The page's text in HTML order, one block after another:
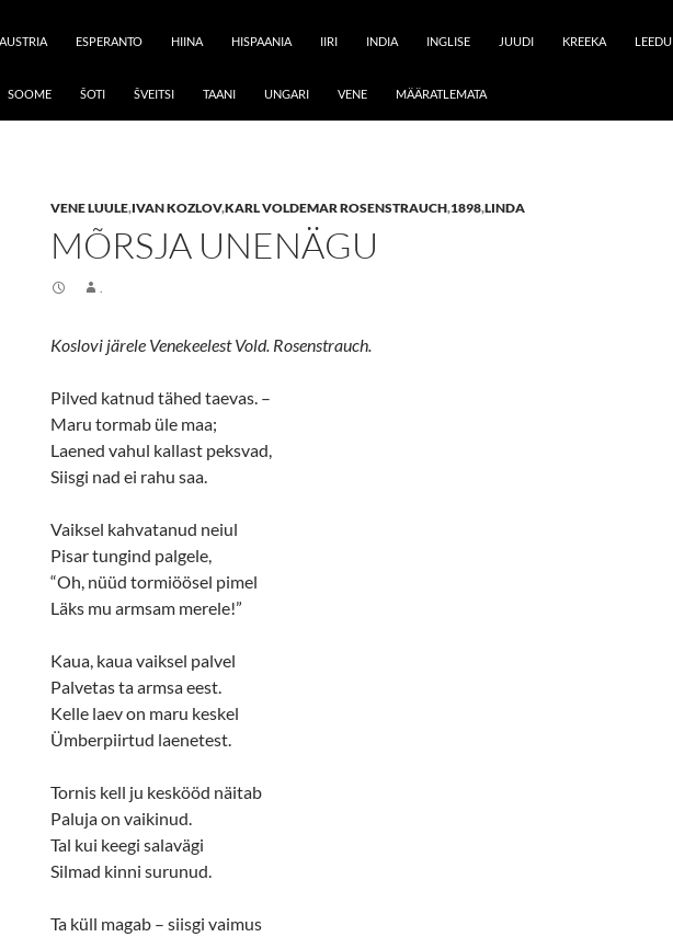
AUSTRIA ESPERANTO HIINA HISPAANIA IIRI INDIA INGLISE JUUDI KREEKA LEEDU
SOOME ŠOTI ŠVEITSI TAANI UNGARI VENE MÄÄRATLEMATA
VENE LUULE,IVAN KOZLOV,KARL VOLDEMAR ROSENSTRAUCH,1898,LINDA
MÕRSJA UNENÄGU
.
Koslovi järele Venekeelest Vold. Rosenstrauch.
Pilved katnud tähed taevas. –
Maru tormab üle maa;
Laened vahul kallast peksvad,
Siisgi nad ei rahu saa.
Vaiksel kahvatanud neiul
Pisar tungind palgele,
“Oh, nüüd tormiöösel pimel
Läks mu armsam merele!”
Kaua, kaua vaiksel palvel
Palvetas ta armsa eest.
Kelle laev on maru keskel
Ümberpiirtud laenetest.
Tornis kell ju keskööd näitab
Paluja on vaikinud.
Tal kui keegi salavägi
Silmad kinni surunud.
Ta küll magab – siisgi vaimus